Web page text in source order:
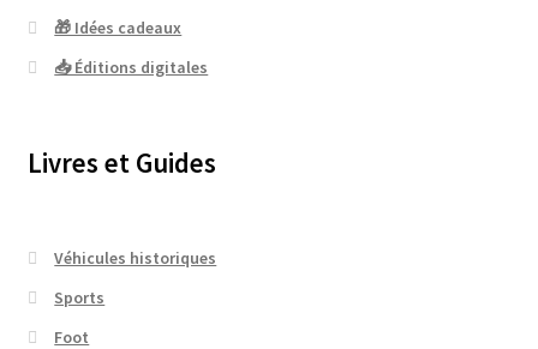
🎁 Idées cadeaux
📥 Éditions digitales
Livres et Guides
Véhicules historiques
Sports
Foot